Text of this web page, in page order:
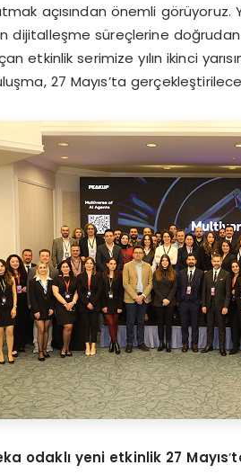
açısından önemli görüyoruz.
dijitalleşme süreçlerine
etkinlik serimize yılın ikinci
27 Mayıs’ta
odaklı yeni etkinlik 27 Mayıs’